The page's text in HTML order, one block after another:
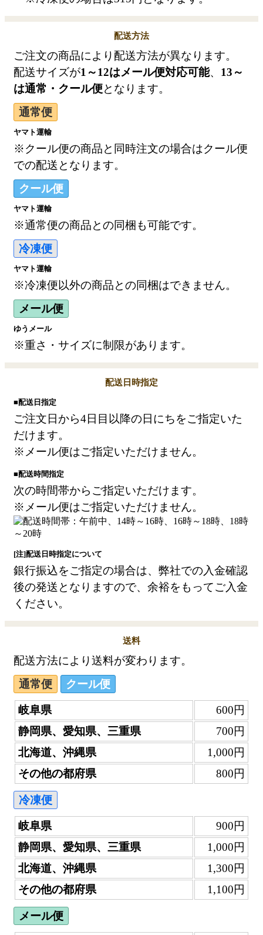
配送方法
ご注文の商品により配送方法が異なります。
配送サイズが1～12はメール便対応可能、 13～
は通常・クール便となります。
通常便
ヤマト運輸
※クール便の商品と同時注文の場合はクール便
での配送となります。
クール便
ヤマト運輸
※通常便の商品との同梱も可能です。
冷凍便
ヤマト運輸
※冷凍便以外の商品との同梱はできません。
メール便
ゆうメール
※重さ・サイズに制限があります。
配送日時指定
■配送日指定
ご注文日から4日目以降の日にちをご指定いた
だけます。
※メール便はご指定いただけません。
■配送時間指定
次の時間帯からご指定いただけます。
※メール便はご指定いただけません。
[注]配送日時指定について
銀行振込をご指定の場合は、弊社での入金確認
後の発送となりますので、余裕をもってご入金
ください。
送料
配送方法により送料が変わります。
通常便
クール便
岐阜県
600円
静岡県、愛知県、三重県
700円
北海道、沖縄県
1,000円
その他の都府県
800円
冷凍便
岐阜県
900円
静岡県、愛知県、三重県
1,000円
北海道、沖縄県
1,300円
その他の都府県
1,100円
メール便